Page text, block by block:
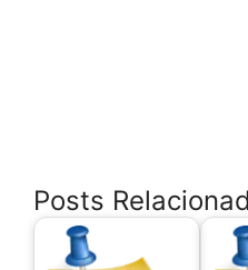
Posts